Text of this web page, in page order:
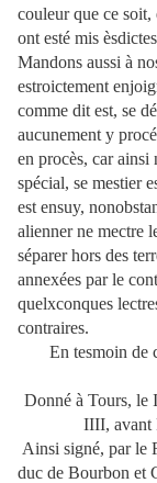
couleur que ce soit,
ont esté mis
Mandons aussi à
estroictement
comme dit est, se
aucunement y
en procès, car ainsi
spécial, se mestier
est ensuy,
alienner ne mectre
séparer hors des
annexées par le
quelxconques
contraires.
En tesmoin de
Donné à Tours, le
IIII, avant
Ainsi signé, par le
duc de Bourbon et